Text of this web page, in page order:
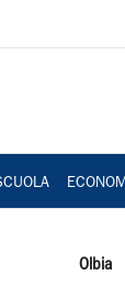
Olbia